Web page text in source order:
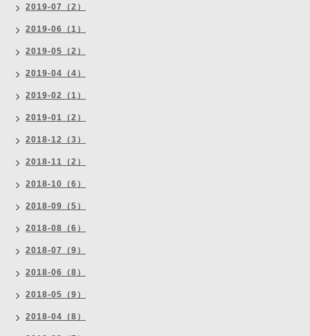
2019-07（2）
2019-06（1）
2019-05（2）
2019-04（4）
2019-02（1）
2019-01（2）
2018-12（3）
2018-11（2）
2018-10（6）
2018-09（5）
2018-08（6）
2018-07（9）
2018-06（8）
2018-05（9）
2018-04（8）